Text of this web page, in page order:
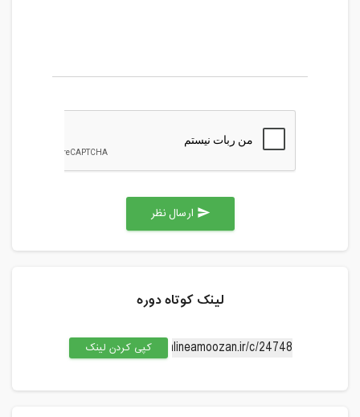
send
لینک کوتاه دوره
کپی کردن لینک